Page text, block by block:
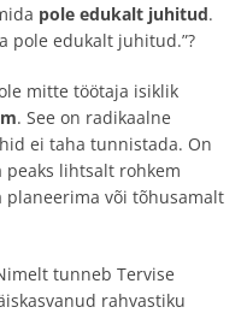
pole edukalt juhitud.
pole edukalt juhitud.”?
mitte töötaja isiklik
. See on radikaalne
ei taha tunnistada. On
lihtsalt rohkem
planeerima või tõhusamalt
tunneb Tervise
rahvastiku